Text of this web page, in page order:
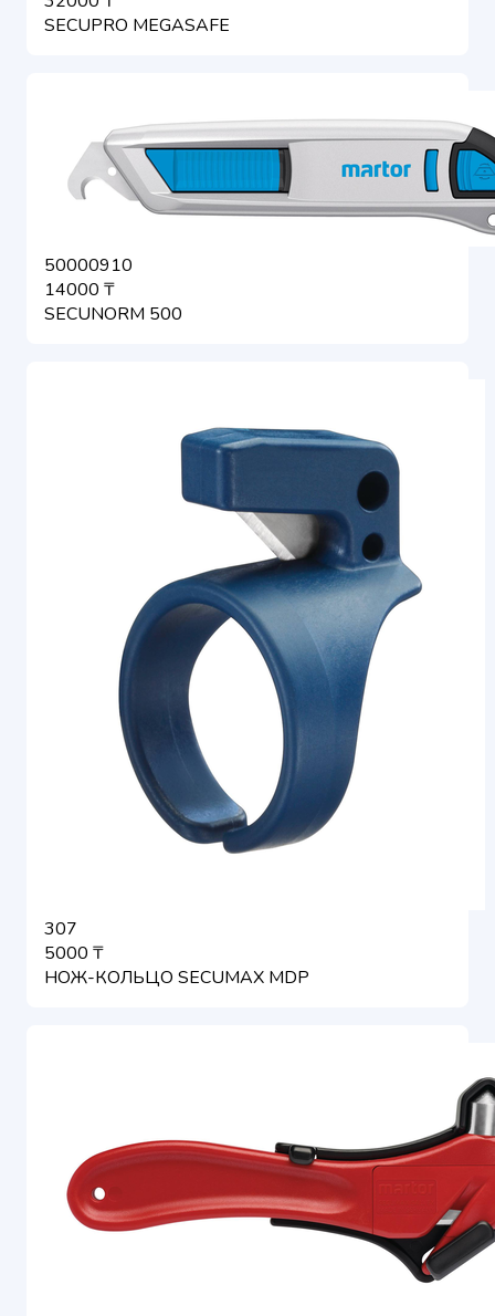
SECUPRO MEGASAFE
50000910
14000 ₸
SECUNORM 500
307
5000 ₸
НОЖ-КОЛЬЦО SECUMAX MDP